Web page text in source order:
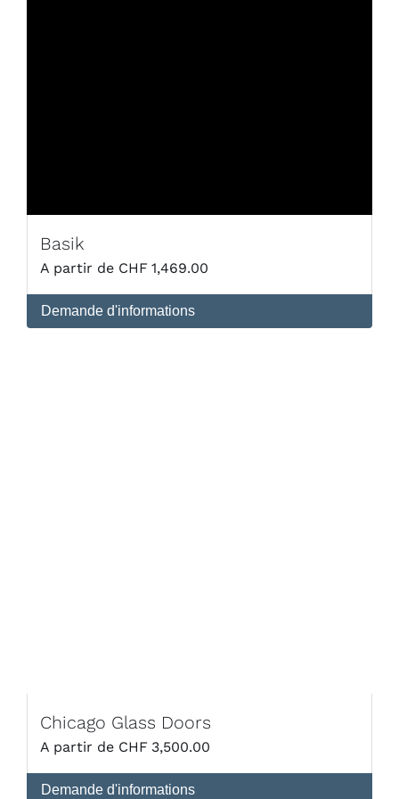
Basik
CHF 1,469.00
Demande d'informations
Chicago Glass Doors
CHF 3,500.00
Demande d'informations